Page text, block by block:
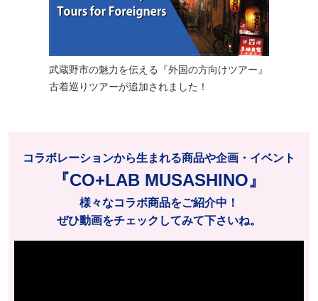
武蔵野市の魅力を伝える『外国の方向けツアー』
古着巡りツアーが追加されました！
コラボレーションから生まれる商品や企画・イベント
『CO+LAB MUSASHINO』
様々なコラボ商品をご紹介中！
ぜひ動画をチェックしてみて下さいね。